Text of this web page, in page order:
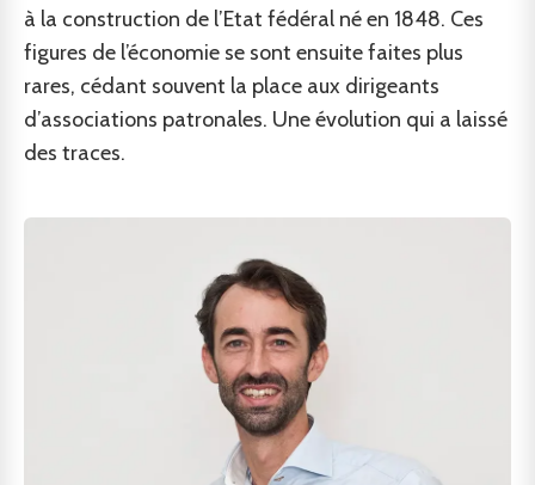
à la construction de l’Etat fédéral né en 1848. Ces
figures de l’économie se sont ensuite faites plus
rares, cédant souvent la place aux dirigeants
d’associations patronales. Une évolution qui a laissé
des traces.